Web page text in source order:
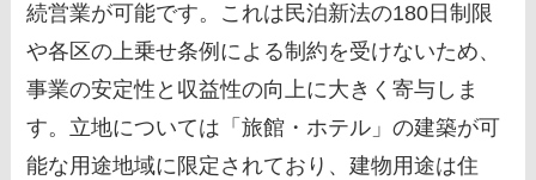
続営業が可能です。これは民泊新法の180日制限
や各区の上乗せ条例による制約を受けないため、
事業の安定性と収益性の向上に大きく寄与しま
す。立地については「旅館・ホテル」の建築が可
能な用途地域に限定されており、建物用途は住